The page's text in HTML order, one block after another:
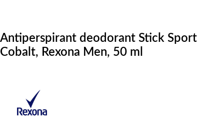
Antiperspirant deodorant Stick Sport
Cobalt, Rexona Men, 50 ml